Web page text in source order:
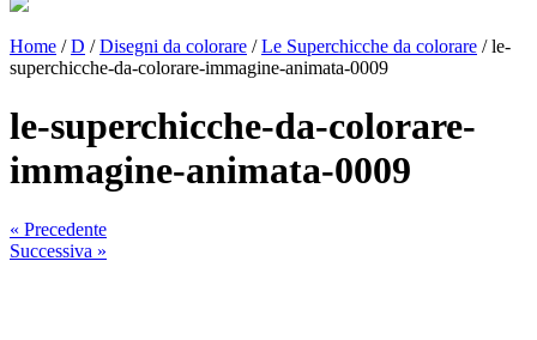
Home /D /Disegni da colorare /Le Superchicche da colorare / le-
superchicche-da-colorare-immagine-animata-0009
le-superchicche-da-colorare-
immagine-animata-0009
« Precedente
Successiva »